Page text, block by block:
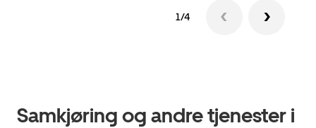
1/4
Samkjøring og andre tjenester i